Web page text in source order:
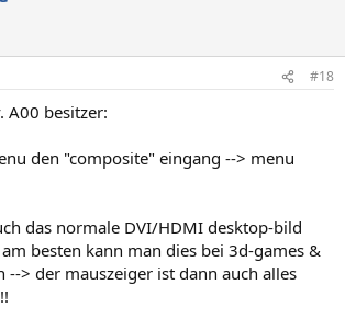
#18
A00 besitzer:
den "composite" eingang --> menu
das normale DVI/HDMI desktop-bild
besten kann man dies bei 3d-games &
--> der mauszeiger ist dann auch alles